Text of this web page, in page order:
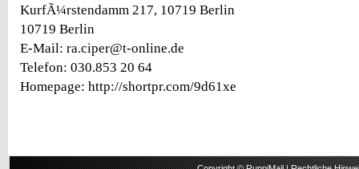
KurfÃ¼rstendamm 217, 10719 Berlin
10719 Berlin
E-Mail: ra.ciper@t-online.de
Telefon: 030.853 20 64
Homepage: http://shortpr.com/9d61xe